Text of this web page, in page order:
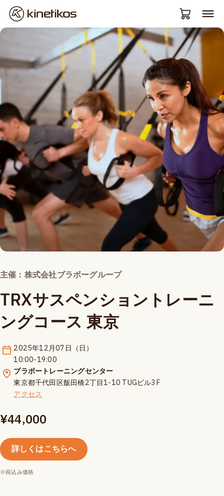
主催：株式会社ブラボーグループ
TRXサスペンショントレーニ
ングコース 東京
2025年12月07日（日）
10:00-19:00
ブラボートレーニングセンター
東京都千代田区飯田橋2丁目1-10 TUGビル3F
アクセス
¥44,000
詳しくはこちらへ
※税込み価格